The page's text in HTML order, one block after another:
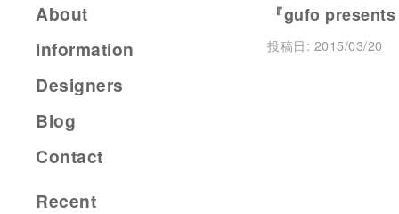
『gufo
投稿日: 2015/03/20
About
Information
Designers
Blog
Contact
Recent